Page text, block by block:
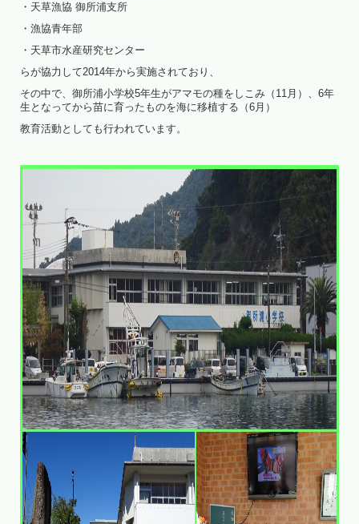
・天草漁協 御所浦支所
・漁協青年部
・天草市水産研究センター
らが協力して2014年から実施されており、
その中で、御所浦小学校5年生がアマモの種をしこみ（11月）、6年
生となってから苗に育ったものを海に移植する（6月）
教育活動としても行われています。